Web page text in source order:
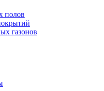
полов
газонов